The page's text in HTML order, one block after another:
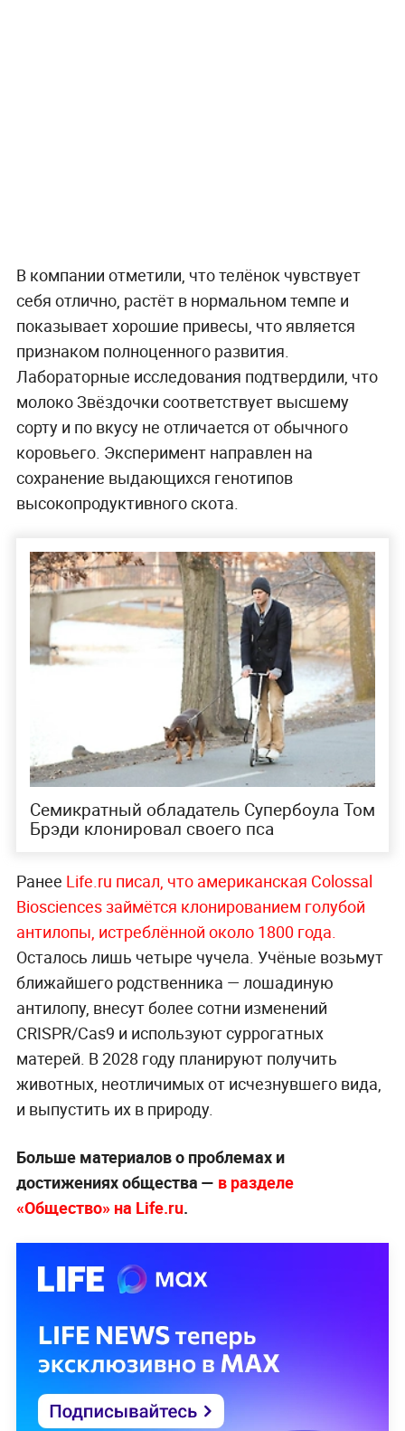
В компании отметили, что телёнок чувствует
себя отлично, растёт в нормальном темпе и
показывает хорошие привесы, что является
признаком полноценного развития.
Лабораторные исследования подтвердили, что
молоко Звёздочки соответствует высшему
сорту и по вкусу не отличается от обычного
коровьего. Эксперимент направлен на
сохранение выдающихся генотипов
высокопродуктивного скота.
Семикратный обладатель Супербоула Том
Брэди клонировал своего пса
Ранее Life.ru писал, что американская Colossal
Biosciences займётся клонированием голубой
антилопы, истреблённой около 1800 года.
Осталось лишь четыре чучела. Учёные возьмут
ближайшего родственника — лошадиную
антилопу, внесут более сотни изменений
CRISPR/Cas9 и используют суррогатных
матерей. В 2028 году планируют получить
животных, неотличимых от исчезнувшего вида,
и выпустить их в природу.
Больше материалов о проблемах и
достижениях общества — в разделе
«Общество» на Life.ru.